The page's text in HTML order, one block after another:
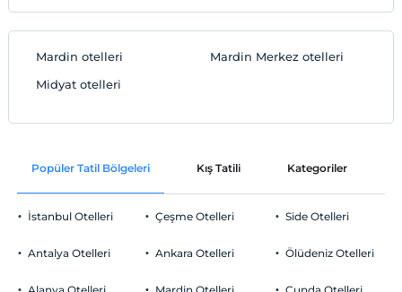
Mardin otelleri
Mardin Merkez otelleri
Midyat otelleri
Popüler Tatil Bölgeleri Kış Tatili Kategoriler
İstanbul Otelleri
Antalya Otelleri
Çeşme Otelleri
Ankara Otelleri
Side Otelleri
Ölüdeniz Otelleri